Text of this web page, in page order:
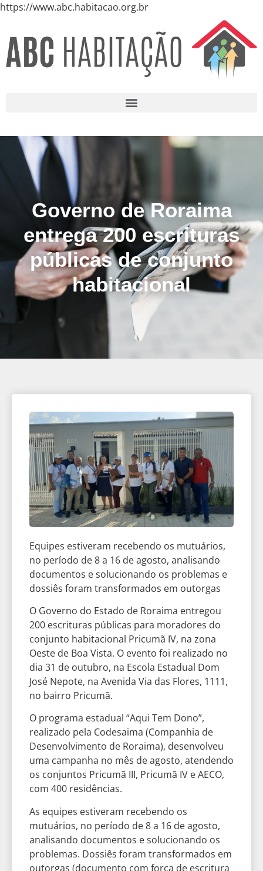
https://www.abc.habitacao.org.br
Governo de Roraima
entrega 200 escrituras
públicas de conjunto
habitacional
Equipes estiveram recebendo os mutuários,
no período de 8 a 16 de agosto, analisando
documentos e solucionando os problemas e
dossiês foram transformados em outorgas
O Governo do Estado de Roraima entregou
200 escrituras públicas para moradores do
conjunto habitacional Pricumã IV, na zona
Oeste de Boa Vista. O evento foi realizado no
dia 31 de outubro, na Escola Estadual Dom
José Nepote, na Avenida Via das Flores, 1111,
no bairro Pricumã.
O programa estadual “Aqui Tem Dono”,
realizado pela Codesaima (Companhia de
Desenvolvimento de Roraima), desenvolveu
uma campanha no mês de agosto, atendendo
os conjuntos Pricumã III, Pricumã IV e AECO,
com 400 residências.
As equipes estiveram recebendo os
mutuários, no período de 8 a 16 de agosto,
analisando documentos e solucionando os
problemas. Dossiês foram transformados em
outorgas (documento com força de escritura